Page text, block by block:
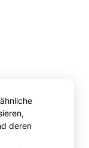
deren